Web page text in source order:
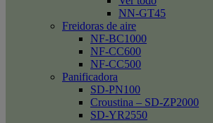
NN-GT45
Freidoras de aire
NF-BC1000
NF-CC600
NF-CC500
Panificadora
SD-PN100
Croustina – SD-ZP2000
SD-YR2550